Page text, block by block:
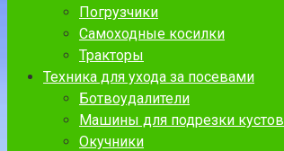
Погрузчики
Самоходные косилки
Тракторы
Техника для ухода за посевами
Ботвоудалители
Машины для подрезки кустов
Окучники